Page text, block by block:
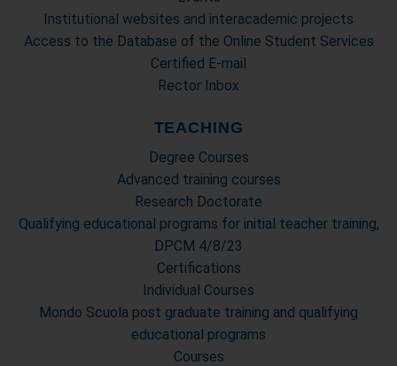
Institutional websites and interacademic projects
Access to the Database of the Online Student Services
Certified E-mail
Rector Inbox
TEACHING
Degree Courses
Advanced training courses
Research Doctorate
Qualifying educational programs for initial teacher training,
DPCM 4/8/23
Certifications
Individual Courses
Mondo Scuola post graduate training and qualifying
educational programs
Courses